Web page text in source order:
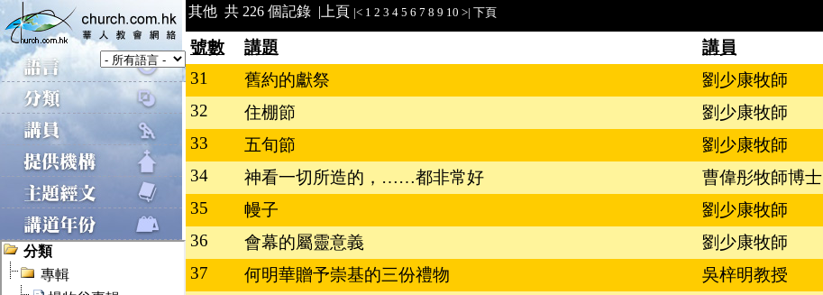
其他 共 226 個記錄 | 上頁 |< 1 2 3 4 5 6 7 8 9 10 >| 下頁
號數 講題 講員
31
舊約的獻祭 劉少康牧師
32
住棚節 劉少康牧師
33
五旬節 劉少康牧師
34
神看一切所造的，……都非常好 曹偉彤牧師博士
35
幔子 劉少康牧師
36
會幕的屬靈意義 劉少康牧師
37
何明華贈予崇基的三份禮物 吳梓明教授